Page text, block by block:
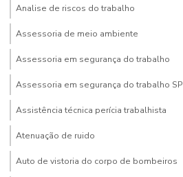
Analise de riscos do trabalho
Assessoria de meio ambiente
Assessoria em segurança do trabalho
Assessoria em segurança do trabalho SP
Assistência técnica perícia trabalhista
Atenuação de ruido
Auto de vistoria do corpo de bombeiros